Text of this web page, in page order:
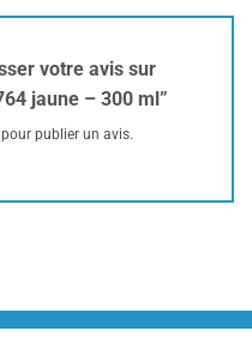
votre avis sur
jaune – 300 ml”
pour publier un avis.